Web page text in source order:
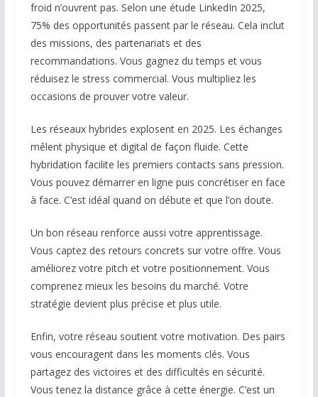
froid n’ouvrent pas. Selon une étude LinkedIn 2025,
75% des opportunités passent par le réseau. Cela inclut
des missions, des partenariats et des
recommandations. Vous gagnez du temps et vous
réduisez le stress commercial. Vous multipliez les
occasions de prouver votre valeur.
Les réseaux hybrides explosent en 2025. Les échanges
mêlent physique et digital de façon fluide. Cette
hybridation facilite les premiers contacts sans pression.
Vous pouvez démarrer en ligne puis concrétiser en face
à face. C’est idéal quand on débute et que l’on doute.
Un bon réseau renforce aussi votre apprentissage.
Vous captez des retours concrets sur votre offre. Vous
améliorez votre pitch et votre positionnement. Vous
comprenez mieux les besoins du marché. Votre
stratégie devient plus précise et plus utile.
Enfin, votre réseau soutient votre motivation. Des pairs
vous encouragent dans les moments clés. Vous
partagez des victoires et des difficultés en sécurité.
Vous tenez la distance grâce à cette énergie. C’est un